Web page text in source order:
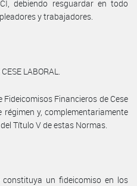
debiendo resguardar en todo
y trabajadores.
LABORAL.
Fideicomisos Financieros de Cese
y, complementariamente
Título V de estas Normas.
constituya un fideicomiso en los